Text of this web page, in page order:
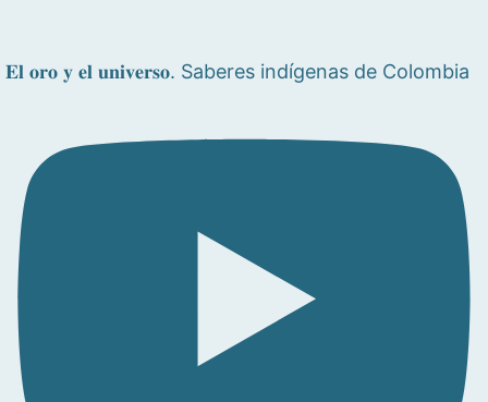
𝐄𝐥 𝐨𝐫𝐨 𝐲 𝐞𝐥 𝐮𝐧𝐢𝐯𝐞𝐫𝐬𝐨. Saberes indígenas de Colombia